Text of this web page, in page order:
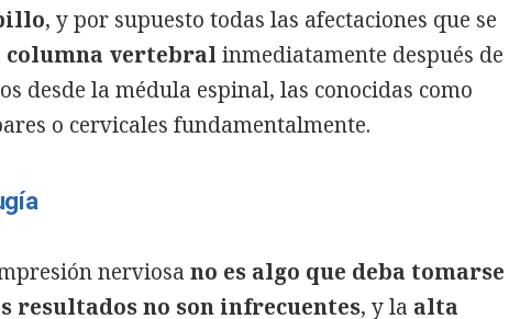
, y por supuesto todas las afectaciones que se
columna vertebral inmediatamente después de
desde la médula espinal, las conocidas como
o cervicales fundamentalmente.
nerviosa no es algo que deba tomarse
resultadosno son infrecuentes, y la alta